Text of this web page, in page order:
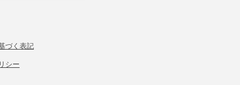
づく表記
シー